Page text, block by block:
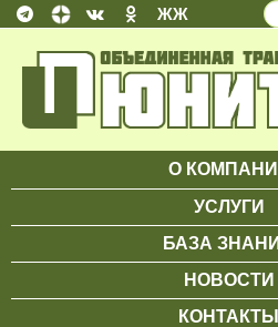
ЖЖ
О
УСЛУГИ
БАЗА
НОВОСТИ
КОНТАКТЫ